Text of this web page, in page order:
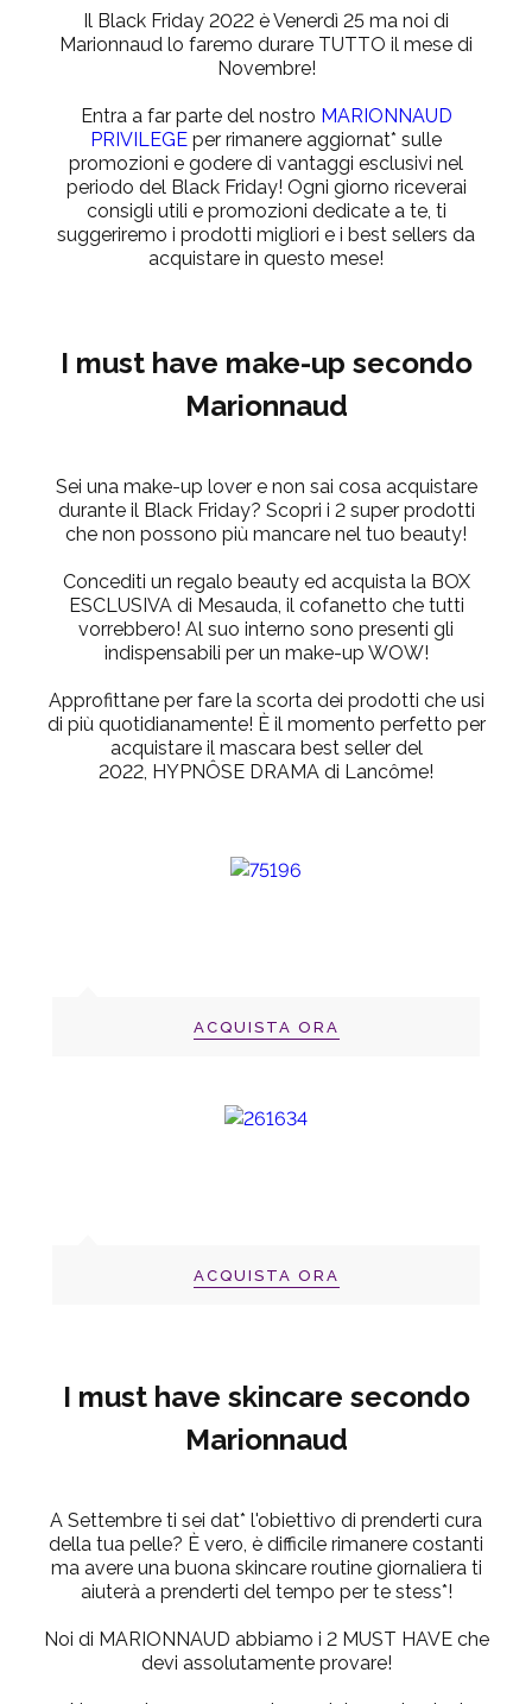
Il Black Friday 2022 èVenerdì 25 ma noi di
Marionnaud lo faremo durare TUTTO il mese di
Novembre!
Entra a far parte del nostro MARIONNAUD
PRIVILEGE per rimanere aggiornat* sulle
promozioni e godere di vantaggi esclusivi nel
periodo del Black Friday! Ogni giorno riceverai
consigli utili e promozioni dedicate a te, ti
suggeriremo i prodotti migliori e i best sellers da
acquistare in questo mese!
I must have make-up secondo
Marionnaud
Sei una make-up lover e non sai cosa acquistare
durante il Black Friday? Scopri i 2 super prodotti
che non possono più mancare nel tuo beauty!
Concediti un regalo beauty ed acquista la BOX
ESCLUSIVAdi Mesauda, il cofanetto che tutti
vorrebbero! Al suo interno sono presenti gli
indispensabili per un make-up WOW!
Approfittane per fare la scorta dei prodotti che usi
di più quotidianamente! È il momento perfetto per
acquistare il mascara best seller del
2022, HYPNÔSE DRAMA di Lancôme!
ACQUISTA ORA
ACQUISTA ORA
I must have skincare secondo
Marionnaud
A Settembre ti sei dat* l'obiettivo di prenderti cura
della tua pelle? È vero, è difficile rimanere costanti
ma avere una buona skincare routine giornaliera ti
aiuterà a prenderti del tempo per te stess*!
Noi di MARIONNAUD abbiamo i 2 MUST HAVE che
devi assolutamente provare!